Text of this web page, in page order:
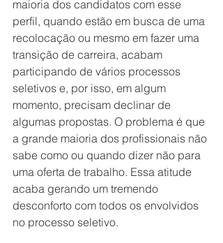
maioria dos candidatos com esse
perfil, quando estão em busca de uma
recolocação ou mesmo em fazer uma
transição de carreira, acabam
participando de vários processos
seletivos e, por isso, em algum
momento, precisam declinar de
algumas propostas. O problema é que
a grande maioria dos profissionais não
sabe como ou quando dizer não para
uma oferta de trabalho. Essa atitude
acaba gerando um tremendo
desconforto com todos os envolvidos
no processo seletivo.